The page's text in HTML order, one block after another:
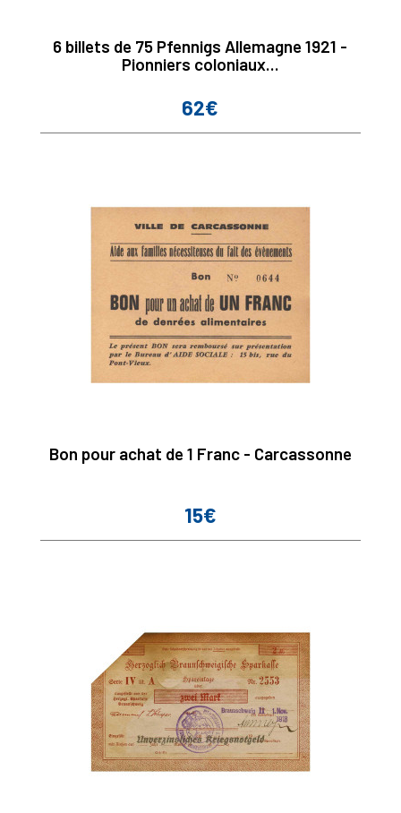
6 billets de 75 Pfennigs Allemagne 1921 -
Pionniers coloniaux...
Prix
62€
Bon pour achat de 1 Franc - Carcassonne
Prix
15€